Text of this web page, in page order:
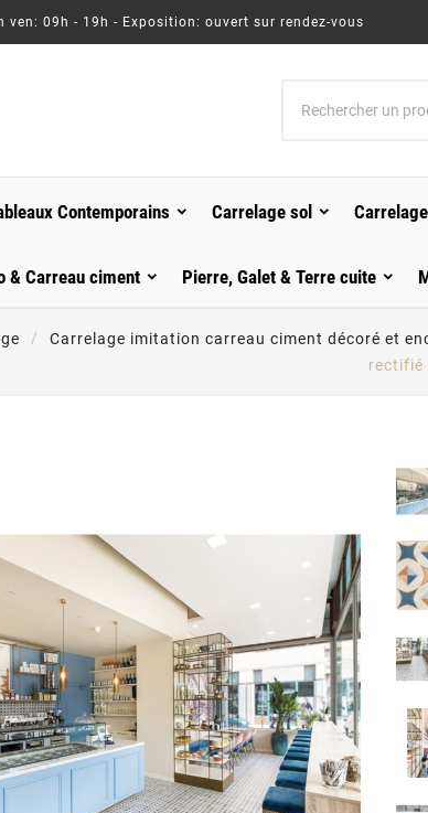
ven: 09h - 19h - Exposition: ouvert sur rendez-vous
Contemporains Carrelage sol
& Carreau ciment Pierre, Galet & Terre cuite
Carrelage imitation carreau ciment décoré et
rectifié